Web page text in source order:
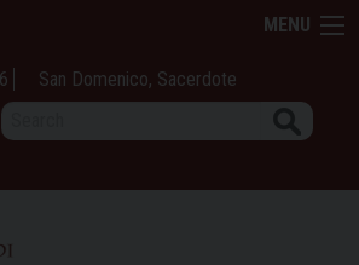
MENU
San Domenico, Sacerdote